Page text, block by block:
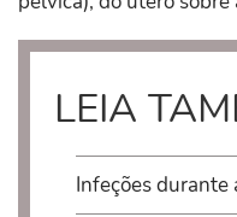
LEIA
Infeções durante